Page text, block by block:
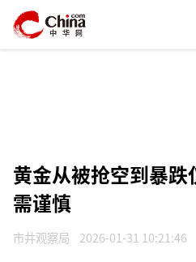
黄金从被抢空到暴
需谨慎
市井观察局 2026-01-31 10:21:46